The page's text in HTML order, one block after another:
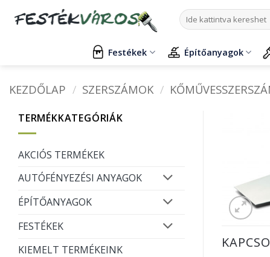
Keresés
a
Festékek Építőanyagok
KEZDŐLAP / SZERSZÁMOK /
TERMÉKKATEGÓRIÁK
AKCIÓS TERMÉKEK
AUTÓFÉNYEZÉSI ANYAGOK
ÉPÍTŐANYAGOK
FESTÉKEK
KIEMELT TERMÉKEINK